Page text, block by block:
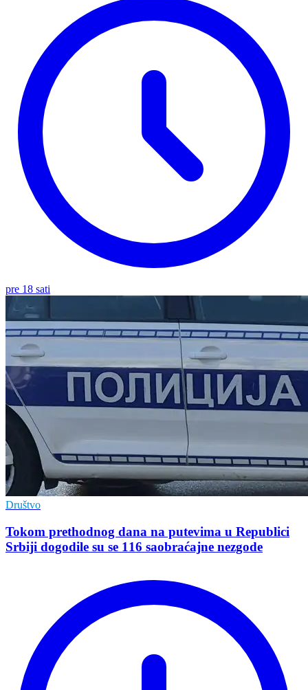
pre 18 sati
Društvo
Tokom prethodnog dana na putevima u Republici
Srbiji dogodile su se 116 saobraćajne nezgode